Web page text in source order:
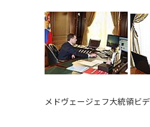
メドヴェージェフ大統領ビ